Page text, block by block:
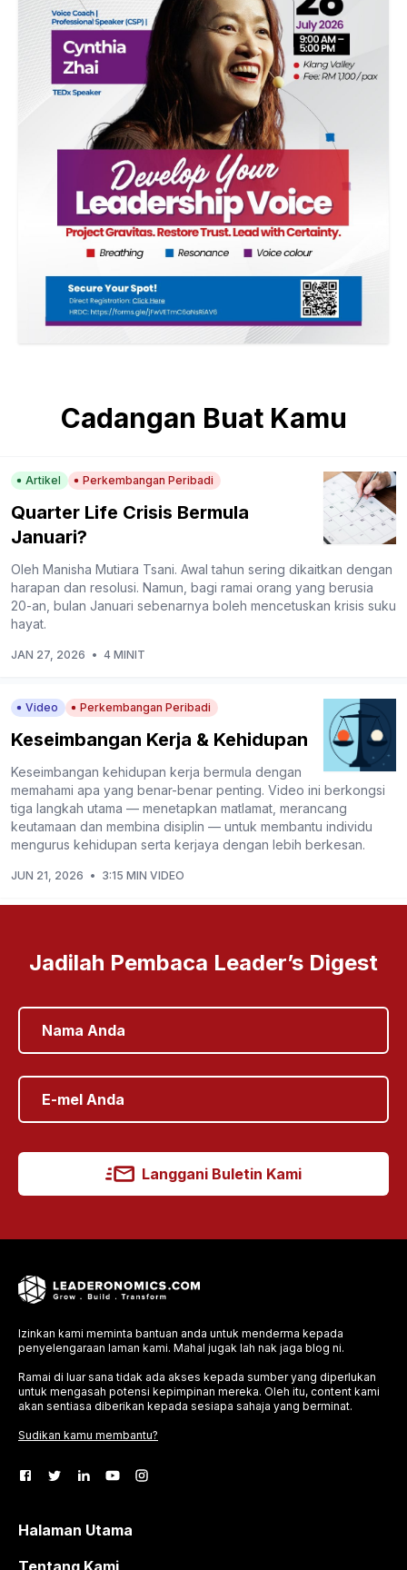
Cadangan Buat Kamu
Artikel Perkembangan Peribadi
Quarter Life Crisis Bermula
Januari?
Oleh Manisha Mutiara Tsani. Awal tahun sering dikaitkan dengan
harapan dan resolusi. Namun, bagi ramai orang yang berusia
20-an, bulan Januari sebenarnya boleh mencetuskan krisis suku
hayat.
JAN 27, 2026 • 4 MINIT
Video Perkembangan Peribadi
Keseimbangan Kerja & Kehidupan
Keseimbangan kehidupan kerja bermula dengan
memahami apa yang benar-benar penting. Video ini berkongsi
tiga langkah utama — menetapkan matlamat, merancang
keutamaan dan membina disiplin — untuk membantu individu
mengurus kehidupan serta kerjaya dengan lebih berkesan.
JUN 21, 2026 • 3:15 MIN VIDEO
Jadilah Pembaca Leader’s Digest
Langgani Buletin Kami
Izinkan kami meminta bantuan anda untuk menderma kepada
penyelengaraan laman kami. Mahal jugak lah nak jaga blog ni.
Ramai di luar sana tidak ada akses kepada sumber yang diperlukan
untuk mengasah potensi kepimpinan mereka. Oleh itu, content kami
akan sentiasa diberikan kepada sesiapa sahaja yang berminat.
Sudikan kamu membantu?
Halaman Utama